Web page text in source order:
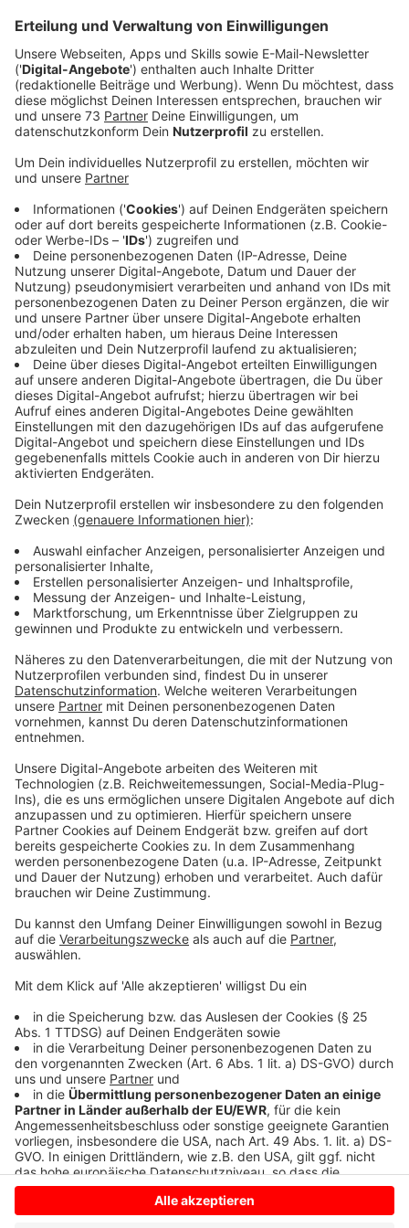
Anzeige
Ein Abschied mit Würde und ein Blick nach
vorne
Bundeskanzler Olaf Scholz wurde von der Bundeswehr
mit einem Großen Zapfenstreich verabschiedet. In
seiner Abschiedsrede betonte er die Bedeutung des
Zusammenhalts unter den Demokraten und
bezeichnete den bevorstehenden Regierungswechsel
als "Ausdruck demokratischer Normalität".
Heute (06.05.2025) wird im Bundestag sein Nachfolger
gewählt. CDU-Chef Friedrich Merz, der seit
Jahrzehnten auf diesen Moment hingearbeitet hat,
steht bereit, die Führung des Landes zu übernehmen.
Die Koalition aus CDU, CSU und SPD verfügt über eine
knappe Mehrheit, um Merz zum Bundeskanzler zu
Anzeige
Herausforderungen für die neue Regierung
Anzeige
Die neue Regierung steht unter enormem Druck, wie
RADIO WMW Politikexperte Klaus Schubert von der
Universität Münster erklärt. Schubert hofft auf
Engagement in der Außenpolitik. Rechtspopulistische
Parteien und rechtsextreme Gruppen haben in
Deutschland an Einfluss gewonnen, und die neue
Regierung müsse entschieden gegenhalten.
Jens Spahn aus Ottenstein, nun Chef der CDU/CSU-
Fraktion im Bundestag, wird eine zentrale Rolle
spielen. Mit über 20 Jahren Erfahrung im Bundestag ist
er bereit, die Herausforderungen der neuen
Legislaturperiode anzunehmen.
Anzeige